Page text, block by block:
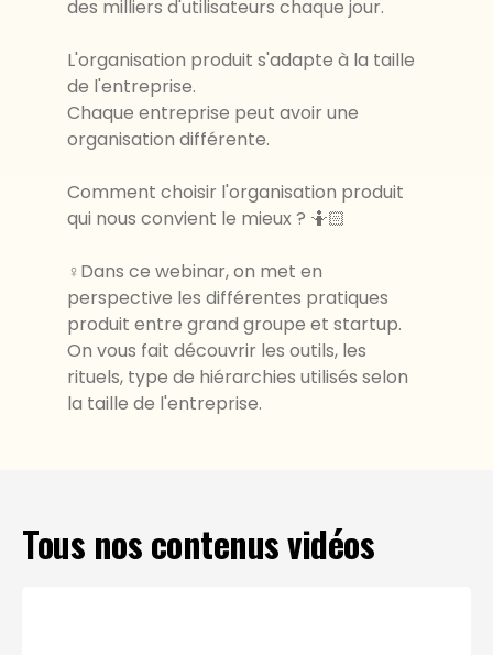
des milliers d'utilisateurs chaque jour.
L'organisation produit s'adapte à la taille
de l'entreprise.
Chaque entreprise peut avoir une
organisation différente.
Comment choisir l'organisation produit
qui nous convient le mieux ? 🤷🏻
♀️Dans ce webinar, on met en
perspective les différentes pratiques
produit entre grand groupe et startup.
On vous fait découvrir les outils, les
rituels, type de hiérarchies utilisés selon
la taille de l'entreprise.
Tous nos contenus vidéos